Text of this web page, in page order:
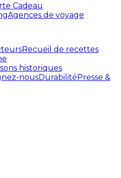
Cadeau
Agences de voyage
Recueil de recettes
historiques
nousDurabilitéPresse &